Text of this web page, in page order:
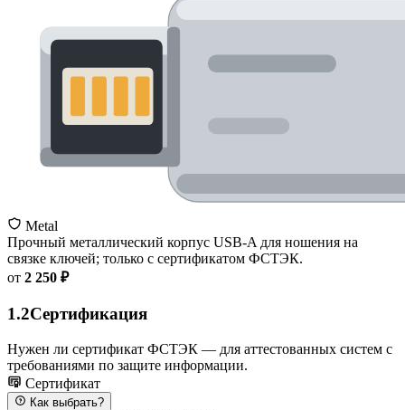
Metal
Прочный металлический корпус USB-A для ношения на
связке ключей; только с сертификатом ФСТЭК.
от 2 250 ₽
1.2Сертификация
Нужен ли сертификат ФСТЭК — для аттестованных систем с
требованиями по защите информации.
Сертификат
Как выбрать?